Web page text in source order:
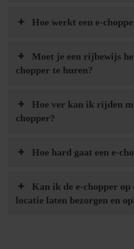
Hoe werkt een e-
Moet je een rijbewijs
chopper te huren?
Hoe ver kan ik rijden
chopper?
Hoe hard gaat een e-
Kan ik de e-chopper op
locatie laten bezorgen en